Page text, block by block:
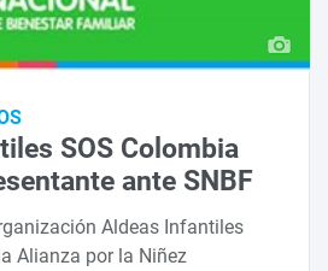
SOS Colombia
ante SNBF
Aldeas Infantiles
Alianza por la Niñez